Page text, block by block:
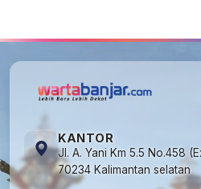
KANTOR
Jl. A. Yani Km 5.5 No.458
70234 Kalimantan selatan